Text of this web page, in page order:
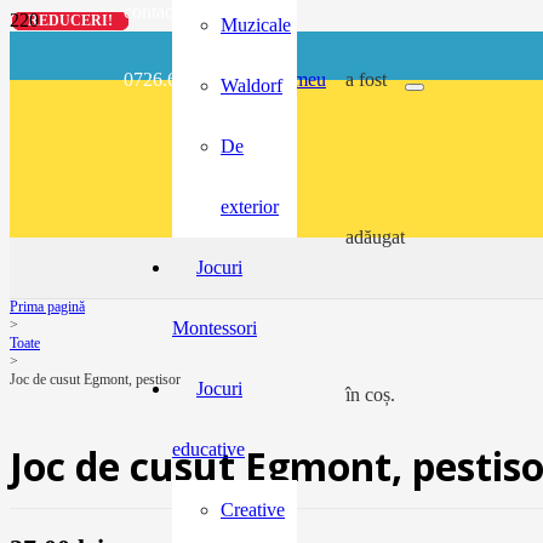
contact@buzunarel.ro
0726.697.486 meu a fost
adăugat
în coș.
Muzicale
Waldorf
De
exterior
Jocuri
Montessori
Jocuri
educative
Creative
Prima pagină
>
Toate
>
Joc de cusut Egmont, pestisor
Joc de cusut Egmont,
REDUCERI!
REDUCERI!
REDUCERI!
REDUCERI!